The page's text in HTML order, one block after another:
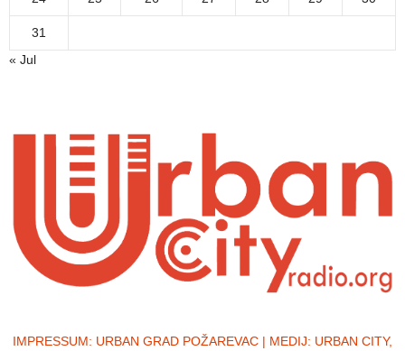
31
« Jul
IMPRESSUM: URBAN GRAD POŽAREVAC | MEDIJ: URBAN CITY,